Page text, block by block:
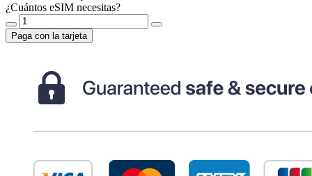
¿Cuántos eSIM necesitas?
Paga con la tarjeta